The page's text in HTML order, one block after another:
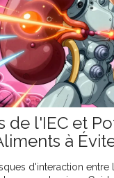
de l'IEC et
à
d'interaction entre